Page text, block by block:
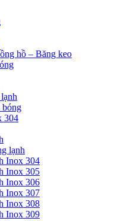
hồ – Băng keo
bóng
304
lạnh
Inox 304
Inox 305
Inox 306
Inox 307
Inox 308
Inox 309